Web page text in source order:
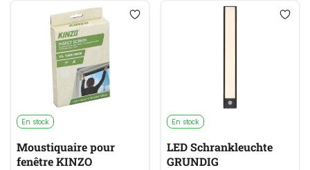
En stock
Moustiquaire pour
fenêtre KINZO
En stock
LED Schrankleuchte
GRUNDIG